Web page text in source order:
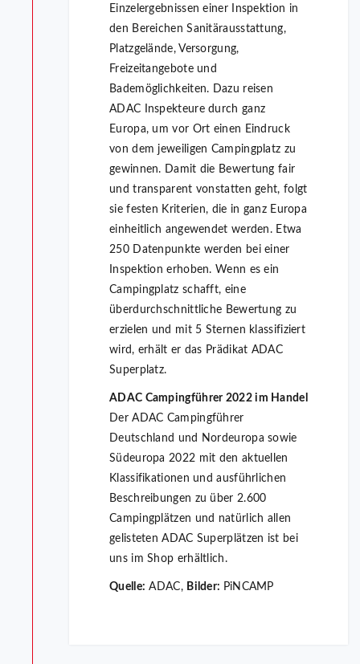
Einzelergebnissen einer Inspektion in
den Bereichen Sanitärausstattung,
Platzgelände, Versorgung,
Freizeitangebote und
Bademöglichkeiten. Dazu reisen
ADAC Inspekteure durch ganz
Europa, um vor Ort einen Eindruck
von dem jeweiligen Campingplatz zu
gewinnen. Damit die Bewertung fair
und transparent vonstatten geht, folgt
sie festen Kriterien, die in ganz Europa
einheitlich angewendet werden. Etwa
250 Datenpunkte werden bei einer
Inspektion erhoben. Wenn es ein
Campingplatz schafft, eine
überdurchschnittliche Bewertung zu
erzielen und mit 5 Sternen klassifiziert
wird, erhält er das Prädikat ADAC
Superplatz.
ADAC Campingführer 2022 im Handel
Der ADAC Campingführer
Deutschland und Nordeuropa sowie
Südeuropa 2022 mit den aktuellen
Klassifikationen und ausführlichen
Beschreibungen zu über 2.600
Campingplätzen und natürlich allen
gelisteten ADAC Superplätzen ist bei
uns im Shop erhältlich.
Quelle: ADAC, Bilder: PiNCAMP